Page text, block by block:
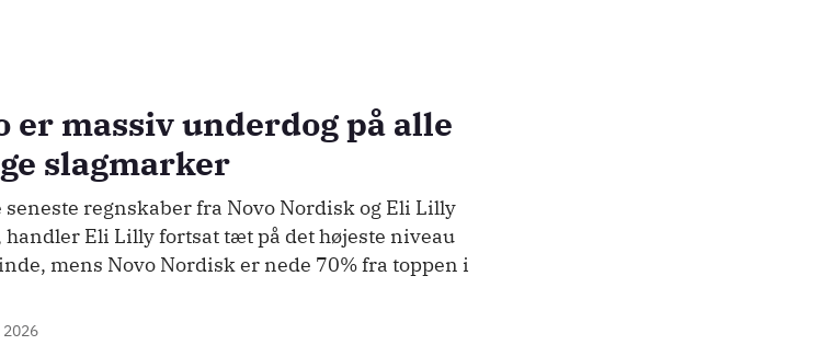
er massiv underdog på alle
slagmarker
seneste regnskaber fra Novo Nordisk og Eli Lilly
handler Eli Lilly fortsat tæt på det højeste niveau
mens Novo Nordisk er nede 70% fra toppen i
2026